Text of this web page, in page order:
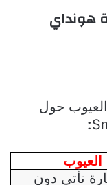
هونداي
حول
:
العيوب
تأتي دون